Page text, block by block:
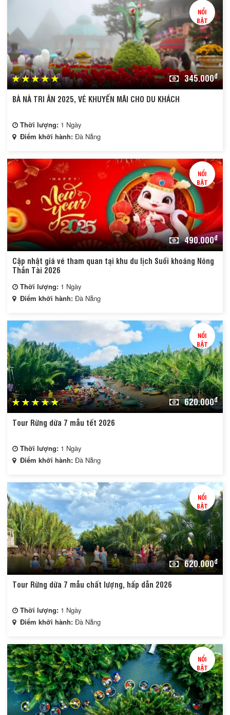
NỔI
BẬT
345.000đ
BÀ NÀ TRI ÂN 2025, VÉ KHUYẾN MÃI CHO DU KHÁCH
Thời lượng: 1 Ngày
Điểm khởi hành: Đà Nẵng
NỔI
BẬT
490.000đ
Cập nhật giá vé tham quan tại khu du lịch Suối khoáng Nóng
Thần Tài 2026
Thời lượng: 1 Ngày
Điểm khởi hành: Đà Nẵng
NỔI
BẬT
620.000đ
Tour Rừng dừa 7 mẫu tết 2026
Thời lượng: 1 Ngày
Điểm khởi hành: Đà Nẵng
NỔI
BẬT
620.000đ
Tour Rừng dừa 7 mẫu chất lượng, hấp dẫn 2026
Thời lượng: 1 Ngày
Điểm khởi hành: Đà Nẵng
NỔI
BẬT